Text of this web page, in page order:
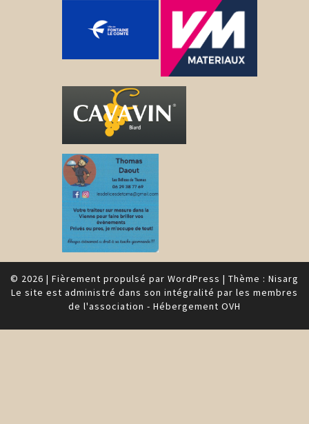
© 2026 | Fièrement propulsé par WordPress | Thème : Nisarg
Le site est administré dans son intégralité par les membres
de l'association - Hébergement OVH